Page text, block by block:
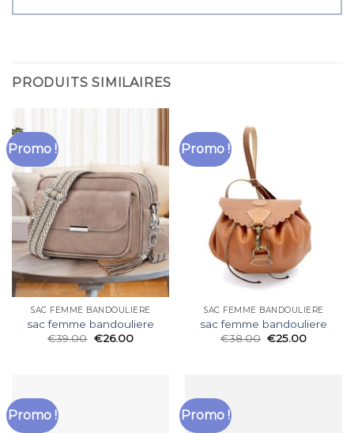
PRODUITS SIMILAIRES
Promo !
SAC FEMME BANDOULIERE
sac femme bandouliere
€39.00 €26.00
Promo !
SAC FEMME BANDOULIERE
sac femme bandouliere
€38.00 €25.00
Promo ! Promo !